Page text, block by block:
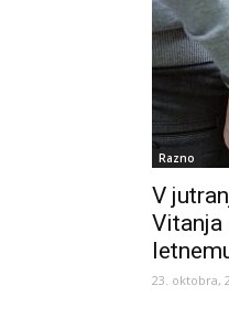
Razno
V
23. oktobra,